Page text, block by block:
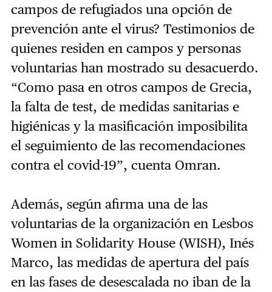
campos de refugiados una opción de
prevención ante el virus? Testimonios de
quienes residen en campos y personas
voluntarias han mostrado su desacuerdo.
“Como pasa en otros campos de Grecia,
la falta de test, de medidas sanitarias e
higiénicas y la masificación imposibilita
el seguimiento de las recomendaciones
contra el covid-19”, cuenta Omran.
Además, según afirma una de las
voluntarias de la organización en Lesbos
Women in Solidarity House (​WISH​), Inés
Marco, las medidas de apertura del país
en las fases de desescalada no iban de la